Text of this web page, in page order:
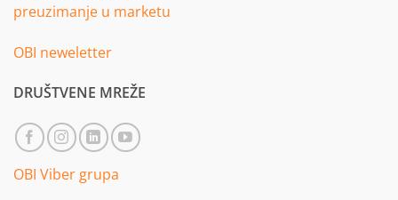
preuzimanje u marketu
OBI neweletter
DRUŠTVENE MREŽE
OBI Viber grupa